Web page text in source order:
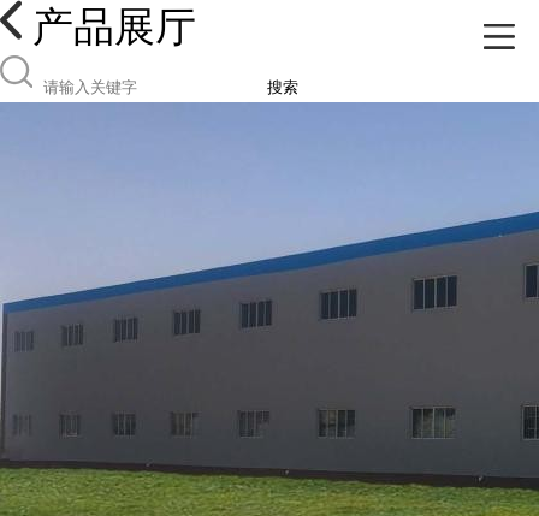
产品展厅
搜索